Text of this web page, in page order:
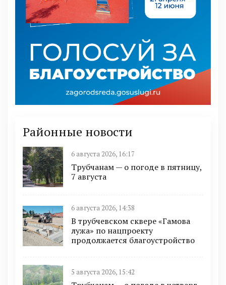
Районные новости
6 августа 2026, 16:17
Трубчанам — о погоде в пятницу,
7 августа
6 августа 2026, 14:38
В трубчевском сквере «Гамова
лужа» по нацпроекту
продолжается благоустройство
5 августа 2026, 15:42